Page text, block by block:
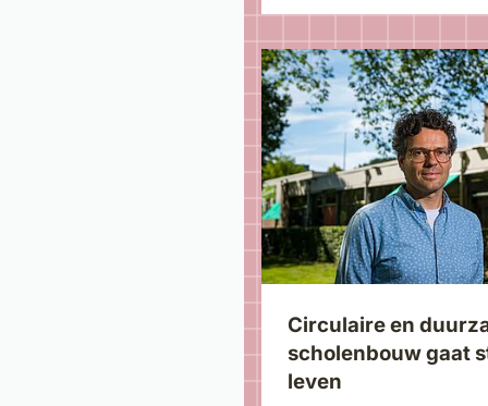
Circulaire en
scholenbouw gaat
leven